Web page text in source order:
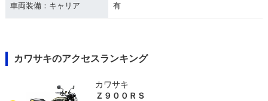
車両装備：キャリア 有
カワサキのアクセスランキング
カワサキ
Ｚ９００ＲＳ